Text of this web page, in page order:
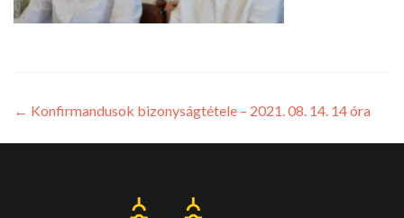
← Konfirmandusok bizonyságtétele – 2021. 08. 14. 14 óra